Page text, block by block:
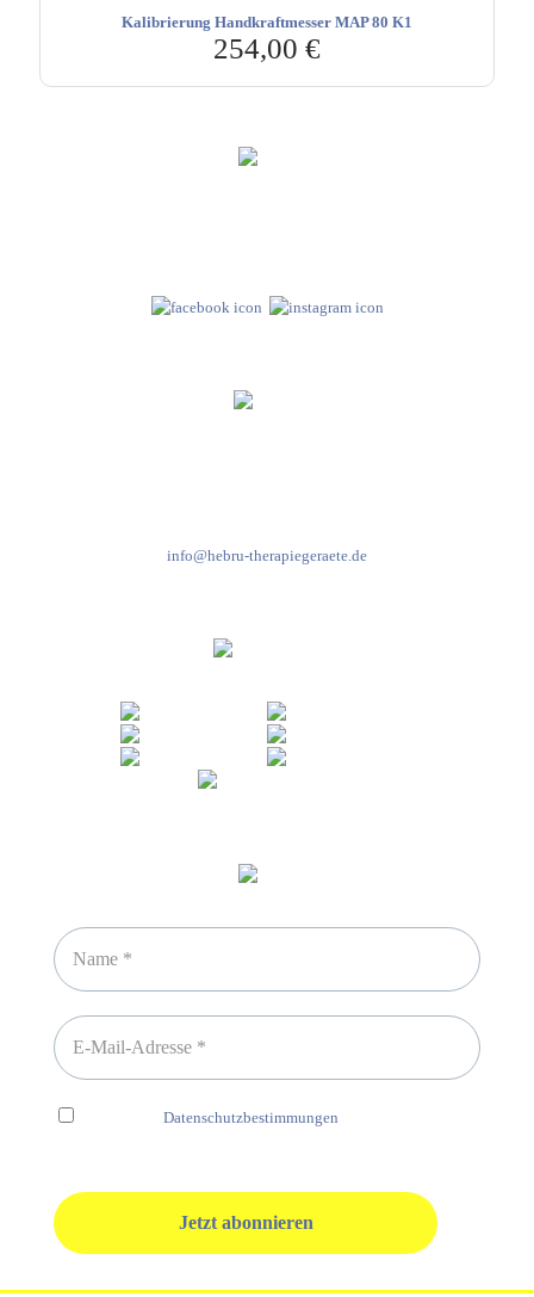
Kalibrierung Handkraftmesser MAP 80 K1
254,00 €
info@hebru-therapiegeraete.de
Datenschutzbestimmungen